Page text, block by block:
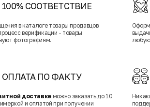
100% СООТВЕТСТВИЕ
в каталоге товары продавцов
верификации - товары
фотографиям.
ОПЛАТА ПО ФАКТУ
доставке можно заказать до 10
и оплатой при получении